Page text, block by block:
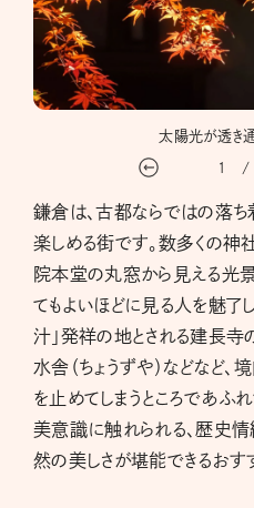
太陽光が透き
1
鎌倉は、古都ならではの落
楽しめる街です。数多くの神
院本堂の丸窓から見える光
てもよいほどに見る人を魅了
汁」発祥の地とされる建長
水舎（ちょうずや）などなど、
を止めてしまうところであふ
美意識に触れられる、歴史
然の美しさが堪能できるおす